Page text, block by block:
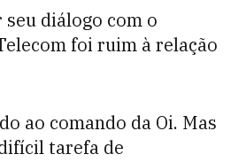
diálogo com o
foi ruim à relação
ao comando da Oi. Mas
tarefa de